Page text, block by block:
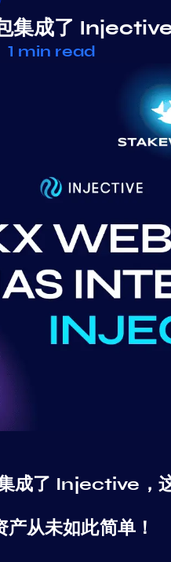
集成了
1 min read
了 Injective，这
从未如此简单！